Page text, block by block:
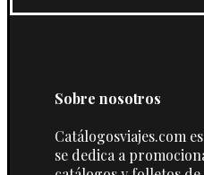
Sobre nosotros
Catálogosviajes.com
se dedica a